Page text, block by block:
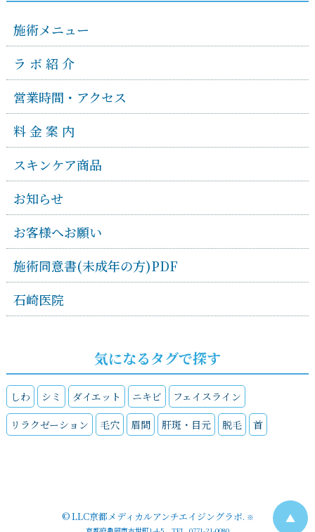
施術メニュー
ラ ボ 紹 介
営業時間・アクセス
料 金 案 内
スキンケア商品
お知らせ
お客様へお願い
施術同意書(未成年の方)PDF
石崎医院
気になるタグで探す
しわ シミ ダイエット ニキビ
フェイスライン
リラクゼーション
毛穴 眉間 肝斑・目元 脱毛 首
▲
©LLC京都メディカルアンチエイジングラボ. ※